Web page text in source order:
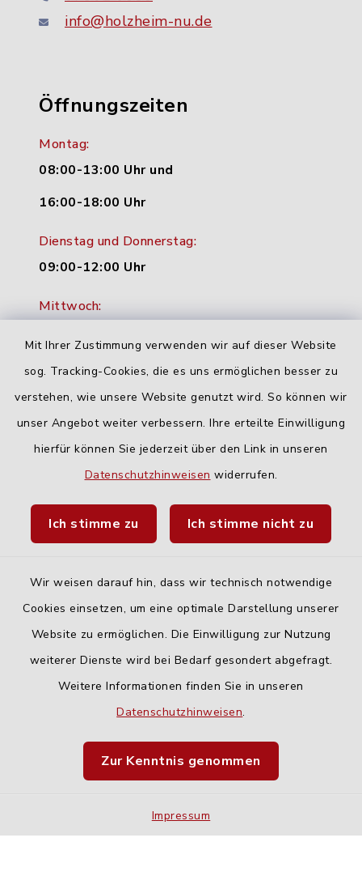
Mit Ihrer Zustimmung verwenden wir auf dieser Website
sog. Tracking-Cookies, die es uns ermöglichen besser zu
verstehen, wie unsere Website genutzt wird. So können wir
unser Angebot weiter verbessern. Ihre erteilte Einwilligung
hierfür können Sie jederzeit über den Link in unseren
Datenschutzhinweisen widerrufen.
Ich stimme zu Ich stimme nicht zu
Wir weisen darauf hin, dass wir technisch notwendige
Cookies einsetzen, um eine optimale Darstellung unserer
Website zu ermöglichen. Die Einwilligung zur Nutzung
weiterer Dienste wird bei Bedarf gesondert abgefragt.
Weitere Informationen finden Sie in unseren
Datenschutzhinweisen.
Zur Kenntnis genommen
Impressum
info@holzheim-nu.de
Öffnungszeiten
Montag:
08:00-13:00 Uhr und
16:00-18:00 Uhr
Dienstag und Donnerstag:
09:00-12:00 Uhr
Mittwoch:
Freitag:
geschlossen
Quicklinks
Fahrplanauskunft DING
Barrierefreiheit
Impressum
Sitemap